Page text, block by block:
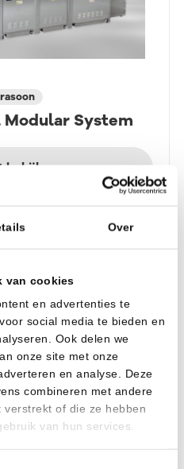
Over
van cookies
en advertenties te
social media te bieden en
Ook delen we
onze site met onze
en analyse. Deze
combineren met andere
of die ze hebben
van hun services.
System
bekijken
machines
goeg uitgeruste
plc-programmeurs.
een testcentrum waar de
Ook beschikt men
reinheidseisen tot grade 1
kan men snel uitsluitsel
te kunnen voldoen is
en worden de